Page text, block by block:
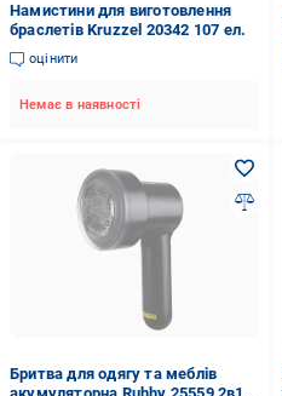
Намистини для виготовлення
браслетів Kruzzel 20342 107 ел.
оцінити
Немає в наявності
Бритва для одягу та меблів